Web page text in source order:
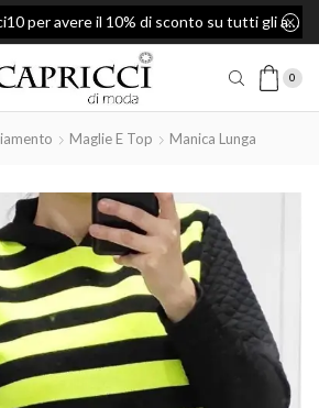
Spedizione Gratis per ordini superiori a 49€
0
Maglie E Top Manica Lunga